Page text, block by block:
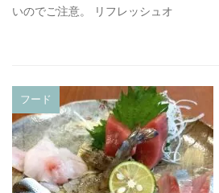
いのでご注意。 リフレッシュオ
フード